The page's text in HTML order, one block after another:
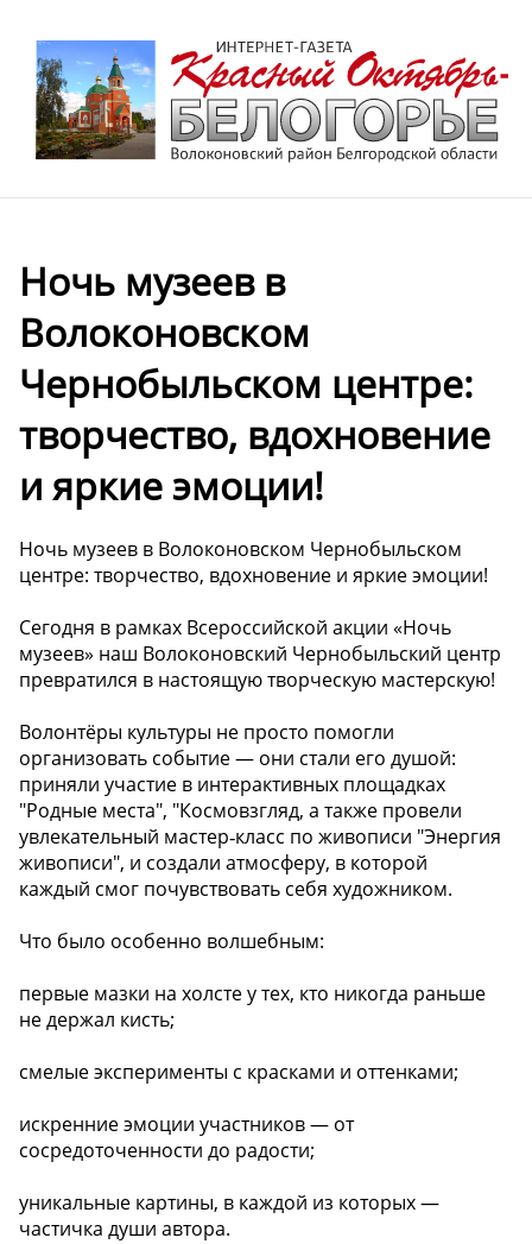
Ночь музеев в
Волоконовском
Чернобыльском центре:
творчество, вдохновение
и яркие эмоции!
Ночь музеев в Волоконовском Чернобыльском
центре: творчество, вдохновение и яркие эмоции!
Сегодня в рамках Всероссийской акции «Ночь
музеев» наш Волоконовский Чернобыльский центр
превратился в настоящую творческую мастерскую!
Волонтёры культуры не просто помогли
организовать событие — они стали его душой:
приняли участие в интерактивных площадках
"Родные места", "Космовзгляд, а также провели
увлекательный мастер‑класс по живописи "Энергия
живописи", и создали атмосферу, в которой
каждый смог почувствовать себя художником.
Что было особенно волшебным:
первые мазки на холсте у тех, кто никогда раньше
не держал кисть;
смелые эксперименты с красками и оттенками;
искренние эмоции участников — от
сосредоточенности до радости;
уникальные картины, в каждой из которых —
частичка души автора.